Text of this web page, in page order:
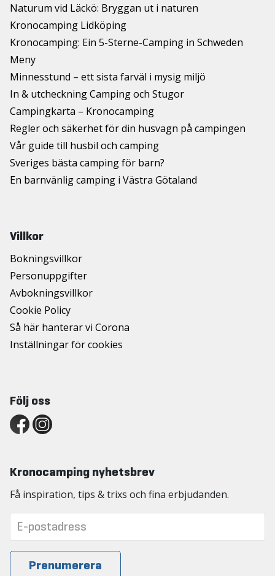
Naturum vid Läckö: Bryggan ut i naturen
Kronocamping Lidköping
Kronocamping: Ein 5-Sterne-Camping in Schweden
Meny
Minnesstund – ett sista farväl i mysig miljö
In & utcheckning Camping och Stugor
Campingkarta – Kronocamping
Regler och säkerhet för din husvagn på campingen
Vår guide till husbil och camping
Sveriges bästa camping för barn?
En barnvänlig camping i Västra Götaland
Villkor
Bokningsvillkor
Personuppgifter
Avbokningsvillkor
Cookie Policy
Så här hanterar vi Corona
Inställningar för cookies
Följ oss
Kronocamping nyhetsbrev
Få inspiration, tips & trixs och fina erbjudanden.